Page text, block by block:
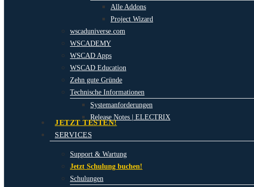
Alle Addons
Project Wizard
wscaduniverse.com
WSCADEMY
WSCAD Apps
WSCAD Education
Zehn gute Gründe
Technische Informationen
Systemanforderungen
Release Notes | ELECTRIX
JETZT TESTEN!
SERVICES
Support & Wartung
Jetzt Schulung buchen!
Schulungen